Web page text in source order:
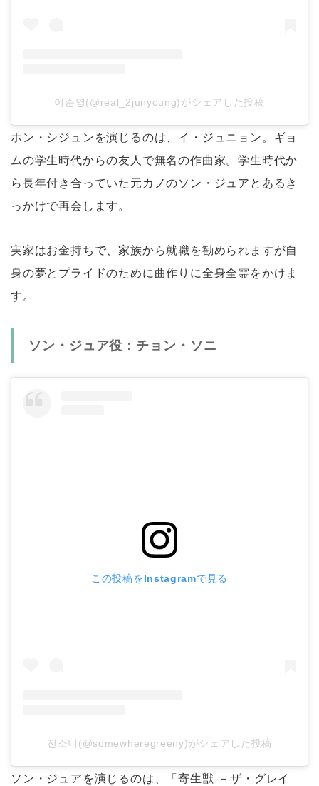
이준영(@real_2junyoung)がシェアした投稿
ホン・シジュンを演じるのは、イ・ジュニョン。ギョ
ムの学生時代からの友人で無名の作曲家。学生時代か
ら長年付き合っていた元カノのソン・ジュアとあるき
っかけで再会します。
実家はお金持ちで、家族から就職を勧められますが自
身の夢とプライドのために曲作りに全身全霊をかけま
す。
ソン・ジュア役：チョン・ソニ
この投稿をInstagramで見る
전소니(@somewheregreeny)がシェアした投稿
ソン・ジュアを演じるのは、「寄生獣 －ザ・グレイ